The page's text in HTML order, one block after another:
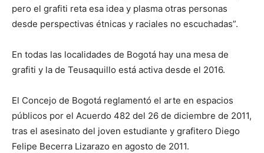
pero el grafiti reta esa idea y plasma otras personas
desde perspectivas étnicas y raciales no escuchadas”.
En todas las localidades de Bogotá hay una mesa de
grafiti y la de Teusaquillo está activa desde el 2016.
El Concejo de Bogotá reglamentó el arte en espacios
públicos por el Acuerdo 482 del 26 de diciembre de 2011,
tras el asesinato del joven estudiante y grafitero Diego
Felipe Becerra Lizarazo en agosto de 2011.